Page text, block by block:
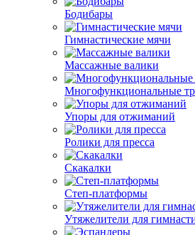
Бодибары
Гимнастические мячи
Массажные валики
Многофункциональные
Упоры для отжиманий
Ролики для пресса
Скакалки
Степ-платформы
Утяжелители для